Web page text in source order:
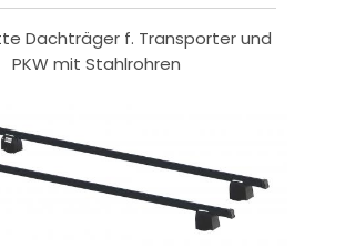
Dachträger f. Transporter und
PKW mit Stahlrohren